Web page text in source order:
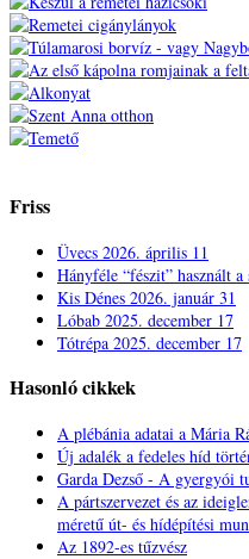
Friss
Üvecs 2026. április 11
Hányféle “fészit” használt a
Kis Dénes 2026. január 31
Lóbab 2025. december 17
Tótrépa 2025. december 17
Hasonló cikkek
A plébánia adatai a Mária
Új adalék a fedeles híd
Garda Dezső - A gyergyói
A pártszervezet és az
méretű út- és hídépítési
Az 1892-es tűzvész